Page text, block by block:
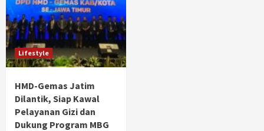
Lifestyle
HMD-Gemas Jatim
Dilantik, Siap Kawal
Pelayanan Gizi dan
Dukung Program MBG